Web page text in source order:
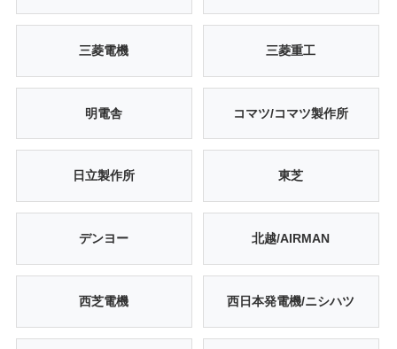
三菱電機 三菱重工
明電舎 コマツ/コマツ製作所
日立製作所 東芝
デンヨー 北越/AIRMAN
西芝電機 西日本発電機/ニシハツ